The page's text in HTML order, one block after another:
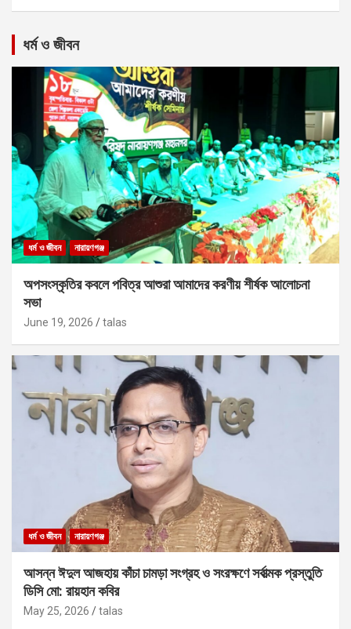
ধর্ম ও জীবন
ধর্ম ও জীবন নারায়ণগঞ্জ
অপসংস্কৃতির কবলে পবিত্র আশুরা আমাদের করণীয় শীর্ষক আলোচনা
সভা
June 19, 2026 talas
ধর্ম ও জীবন নারায়ণগঞ্জ
আসন্ন ঈদুল আজহায় কাঁচা চামড়া সংগ্রহ ও সংরক্ষণে সর্বাত্মক প্রস্তুতি
ডিসি মো: রায়হান কবির
May 25, 2026 talas